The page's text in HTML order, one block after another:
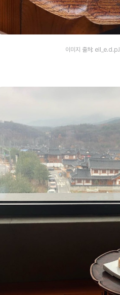
이미지 출처: